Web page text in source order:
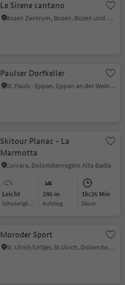
Le Sirene cantano
Bozen Zentrum, Bozen, Bozen und Umgebung
Paulser Dorfkeller
St. Pauls - Eppan, Eppan an der Weinstraße, Südtiroler Weinstraße
Skitour Planac - La
Marmotta
Corvara, Dolomitenregion Alta Badia
Leicht
Schwierigkeitsgrad
286 m
Aufstieg
1h:26 Min
Dauer
Moroder Sport
St. Ulrich/Urtijëi, St.Ulrich, Dolomitenregion Gröden